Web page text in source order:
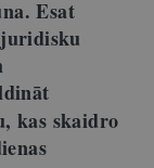
Esat
kas skaidro